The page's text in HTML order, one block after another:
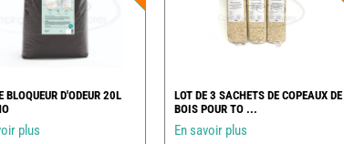
BLOQUEUR D'ODEUR 20L
plus
LOT DE 3 SACHETS DE COPEAUX DE
BOIS POUR TO ...
En savoir plus